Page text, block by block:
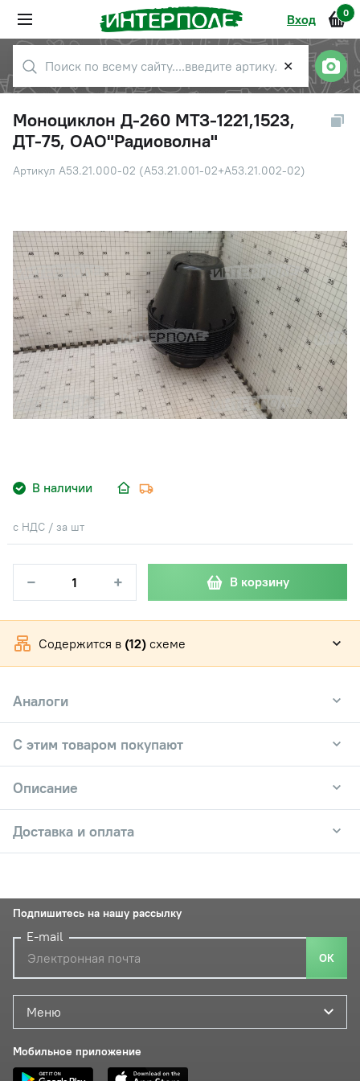
Вход 0
✕
Моноциклон Д-260 МТЗ-1221,1523,
ДТ-75, ОАО"Радиоволна"
Артикул А53.21.000-02 (А53.21.001-02+А53.21.002-02)
В наличии
с НДС / за шт
− + В корзину
Содержится в (12) схеме
Аналоги
С этим товаром покупают
Описание
Доставка и оплата
Меню
Мобильное приложение
Подпишитесь на нашу рассылку
E-mail
ОК